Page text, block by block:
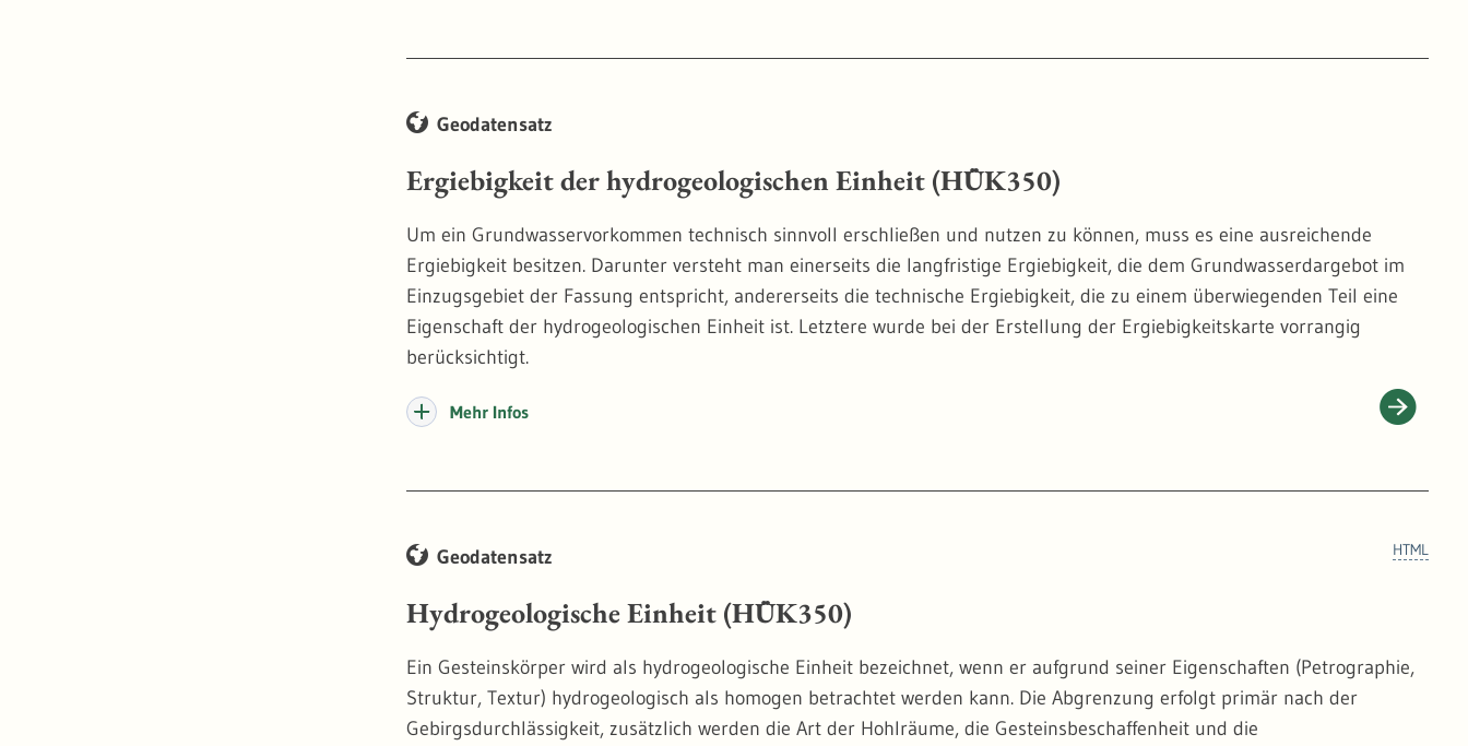
Geodatensatz
Ergiebigkeit der hydrogeologischen Einheit (HÜK350)
Um ein Grundwasservorkommen technisch sinnvoll erschließen und nutzen zu können, muss es eine ausreichende
Ergiebigkeit besitzen. Darunter versteht man einerseits die langfristige Ergiebigkeit, die dem Grundwasserdargebot im
Einzugsgebiet der Fassung entspricht, andererseits die technische Ergiebigkeit, die zu einem überwiegenden Teil eine
Eigenschaft der hydrogeologischen Einheit ist. Letztere wurde bei der Erstellung der Ergiebigkeitskarte vorrangig
berücksichtigt.
Mehr Infos
HTML
Geodatensatz
Hydrogeologische Einheit (HÜK350)
Ein Gesteinskörper wird als hydrogeologische Einheit bezeichnet, wenn er aufgrund seiner Eigenschaften (Petrographie,
Struktur, Textur) hydrogeologisch als homogen betrachtet werden kann. Die Abgrenzung erfolgt primär nach der
Gebirgsdurchlässigkeit, zusätzlich werden die Art der Hohlräume, die Gesteinsbeschaffenheit und die